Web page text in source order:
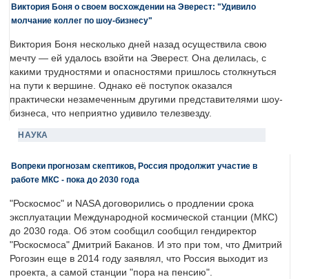
Виктория Боня о своем восхождении на Эверест: "Удивило
молчание коллег по шоу-бизнесу"
Виктория Боня несколько дней назад осуществила свою
мечту — ей удалось взойти на Эверест. Она делилась, с
какими трудностями и опасностями пришлось столкнуться
на пути к вершине. Однако её поступок оказался
практически незамеченным другими представителями шоу-
бизнеса, что неприятно удивило телезвезду.
НАУКА
Вопреки прогнозам скептиков, Россия продолжит участие в
работе МКС - пока до 2030 года
"Роскосмос" и NASA договорились о продлении срока
эксплуатации Международной космической станции (МКС)
до 2030 года. Об этом сообщил сообщил гендиректор
"Роскосмоса" Дмитрий Баканов. И это при том, что Дмитрий
Рогозин еще в 2014 году заявлял, что Россия выходит из
проекта, а самой станции "пора на пенсию".